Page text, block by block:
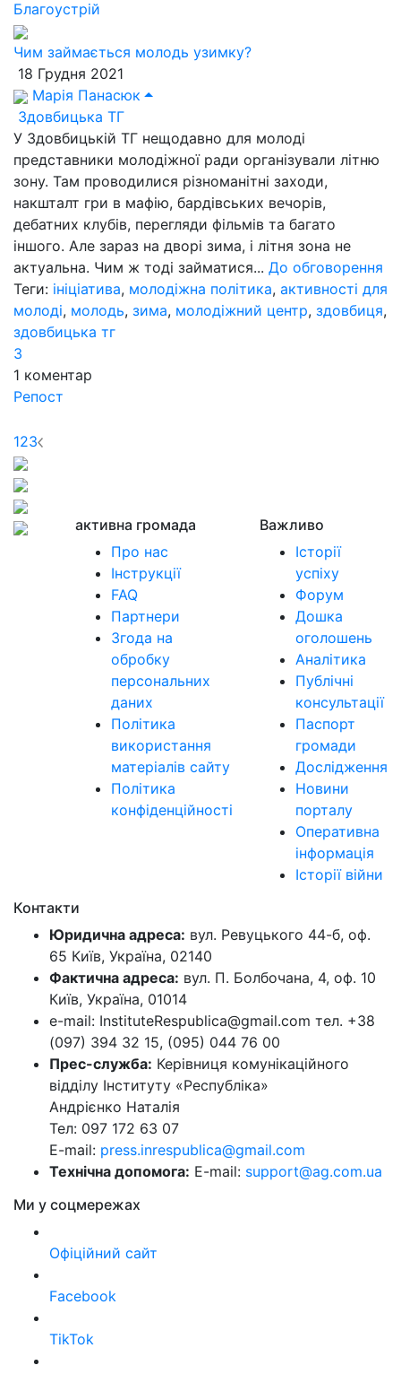
Благоустрій
Чим займається молодь узимку?
18 Грудня 2021
Марія Панасюк
Здовбицька ТГ
У Здовбицькій ТГ нещодавно для молоді
представники молодіжної ради організували літню
зону. Там проводилися різноманітні заходи,
накшталт гри в мафію, бардівських вечорів,
дебатних клубів, перегляди фільмів та багато
іншого. Але зараз на дворі зима, і літня зона не
актуальна. Чим ж тоді займатися... До обговорення
Теги: ініціатива, молодіжна політика, активності для
молоді, молодь, зима, молодіжний центр, здовбиця,
здовбицька тг
3
1 коментар
Репост
123
активна громада
Про нас
Інструкції
FAQ
Партнери
Згода на
обробку
персональних
даних
Політика
використання
матеріалів сайту
Політика
конфіденційності
Важливо
Історії
успіху
Форум
Дошка
оголошень
Аналітика
Публічні
консультації
Паспорт
громади
Дослідження
Новини
порталу
Оперативна
інформація
Історії війни
Контакти
Юридична адреса: вул. Ревуцького 44-б, оф.
65 Київ, Україна, 02140
Фактична адреса: вул. П. Болбочана, 4, оф. 10
Київ, Україна, 01014
e-mail: InstituteRespublica@gmail.com тел. +38
(097) 394 32 15, (095) 044 76 00
Прес-служба: Керівниця комунікаційного
відділу Інституту «Республіка»
Андрієнко Наталія
Тел: 097 172 63 07
E-mail: press.inrespublica@gmail.com
Технічна допомога: E-mail: support@ag.com.ua
Ми у соцмережах
Офіційний сайт
Facebook
TikTok